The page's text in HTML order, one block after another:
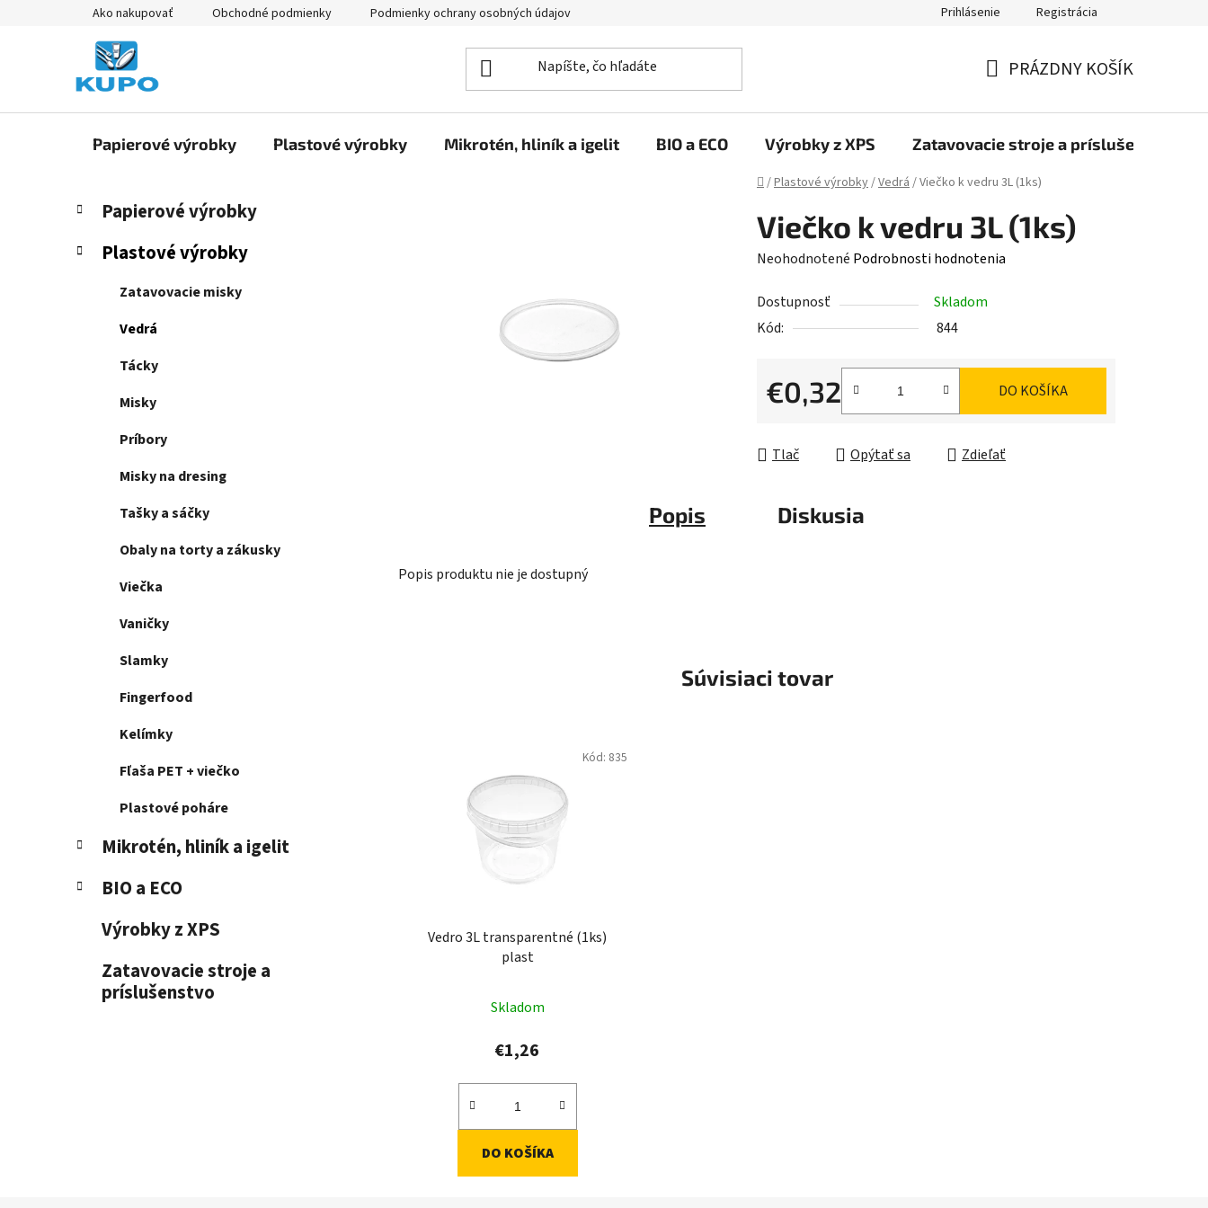
Ako nakupovať Obchodné podmienky Podmienky ochrany osobných údajov Prihlásenie Registrácia
KOŠÍK
PRÁZDNY KOŠÍK
Papierové výrobky Plastové výrobky Mikrotén, hliník a igelit BIO a ECO Výrobky z XPS Zatavovacie stroje a príslušenstvo
Domov
/Plastové výrobky/Vedrá/Viečko k vedru 3L (1ks)
B
č
Preskočiť
kategórie
K
a
t
e
Papierové výrobky
Plastové výrobky
Zatavovacie misky
Vedrá
Tácky
Misky
Príbory
Misky na dresing
Tašky a sáčky
Obaly na torty a zákusky
Viečka
Vaničky
Slamky
Fingerfood
Kelímky
Fľaša PET + viečko
Plastové poháre
Mikrotén, hliník a igelit
BIO a ECO
Výrobky z XPS
Zatavovacie stroje a
príslušenstvo
Viečko k vedru 3L (1ks)
Priemerné
produktu
je
Neohodnotené Podrobnosti hodnotenia
Dostupnosť
Skladom
Kód:
844
€0,32
Jednotková cena:
DO KOŠÍKA
Tlač Opýtať sa Zdieľať
Popis Diskusia
Popis produktu nie je dostupný
Súvisiaci tovar
Vedro 3L transparentné (1ks)
plast
Skladom
€1,26
DO KOŠÍKA
Kód: 835